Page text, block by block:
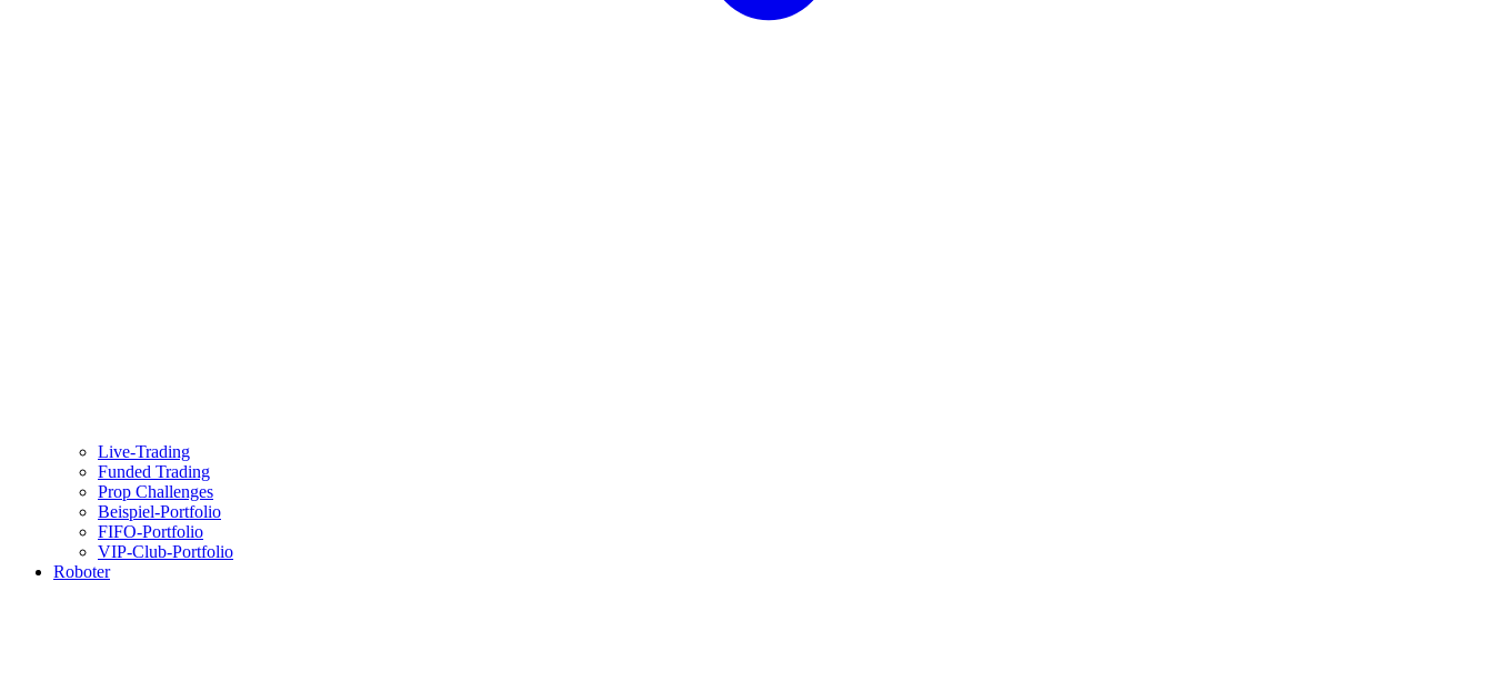
Live-Trading
Funded Trading
Prop Challenges
Beispiel-Portfolio
FIFO-Portfolio
VIP-Club-Portfolio
Roboter